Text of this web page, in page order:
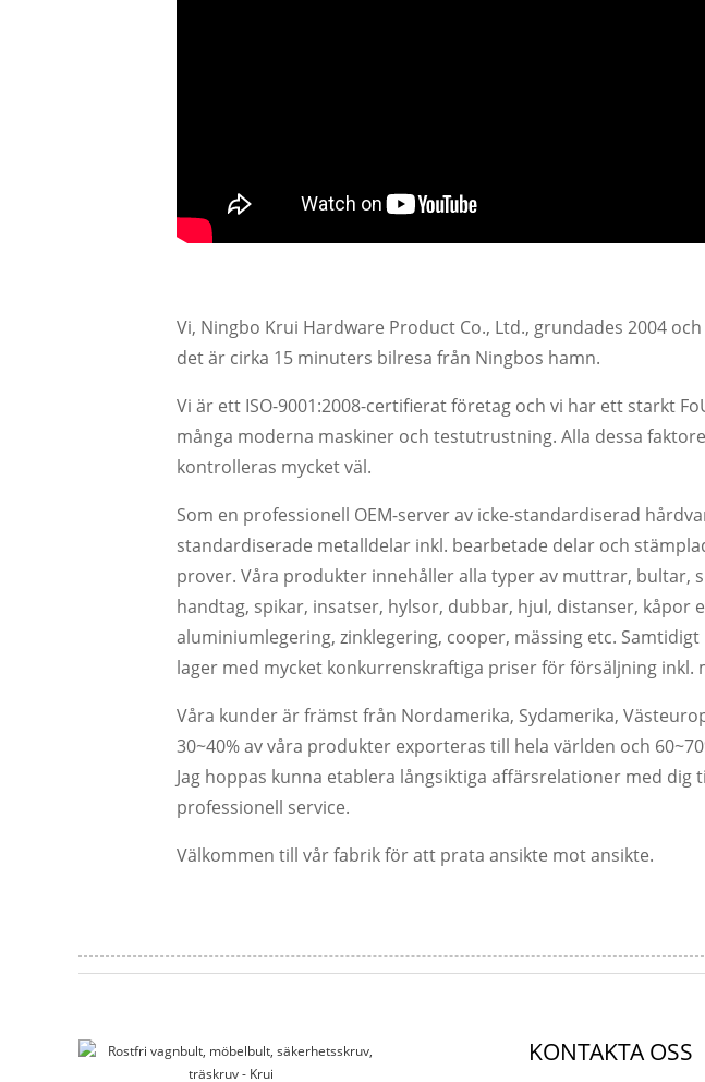
Vi, Ningbo Krui Hardware Product Co., Ltd., grundades 2004
det är cirka 15 minuters bilresa från Ningbos hamn.
Vi är ett ISO-9001:2008-certifierat företag och vi har ett starkt
många moderna maskiner och testutrustning. Alla dessa
kontrolleras mycket väl.
Som en professionell OEM-server av icke-standardiserad
standardiserade metalldelar inkl. bearbetade delar och
prover. Våra produkter innehåller alla typer av muttrar, bultar,
handtag, spikar, insatser, hylsor, dubbar, hjul, distanser,
aluminiumlegering, zinklegering, cooper, mässing etc.
lager med mycket konkurrenskraftiga priser för försäljning
Våra kunder är främst från Nordamerika, Sydamerika,
30~40% av våra produkter exporteras till hela världen och
Jag hoppas kunna etablera långsiktiga affärsrelationer med
professionell service.
Välkommen till vår fabrik för att prata ansikte mot ansikte.
KONTAKTA OSS